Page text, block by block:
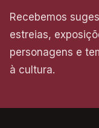
Recebemos
estreias,
personagens e
à cultura.